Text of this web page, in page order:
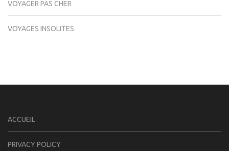
VOYAGER PAS CHER
VOYAGES INSOLITES
ACCUEIL
PRIVACY POLICY